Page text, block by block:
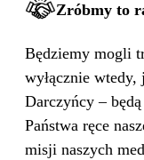
Zróbmy to
Będziemy mogli
wyłącznie
Darczyńcy –
Państwa ręce
misji naszych